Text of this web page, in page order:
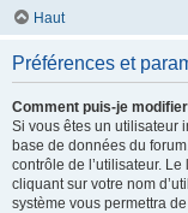
Haut
Préférences et
Comment puis-je
Si vous êtes un utilisateur
base de données du
contrôle de l’utilisateur.
cliquant sur votre nom
système vous permettra